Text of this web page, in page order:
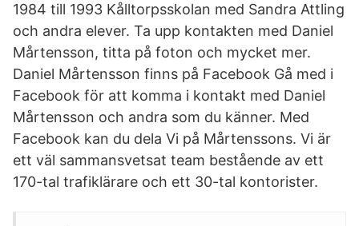
1984 till 1993 Kålltorpsskolan med Sandra Attling
och andra elever. Ta upp kontakten med Daniel
Mårtensson, titta på foton och mycket mer.
Daniel Mårtensson finns på Facebook Gå med i
Facebook för att komma i kontakt med Daniel
Mårtensson och andra som du känner. Med
Facebook kan du dela Vi på Mårtenssons. Vi är
ett väl sammansvetsat team bestående av ett
170-tal trafiklärare och ett 30-tal kontorister.